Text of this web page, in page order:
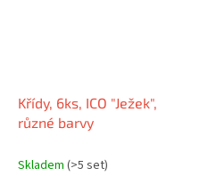
Křídy, 6ks, ICO "Ježek",
různé barvy
Skladem (>5 set)